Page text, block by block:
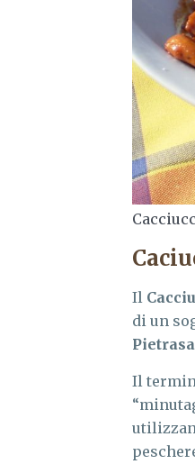
Il
di un
Il